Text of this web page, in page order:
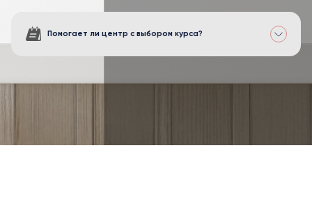
Помогает ли центр с выбором курса?